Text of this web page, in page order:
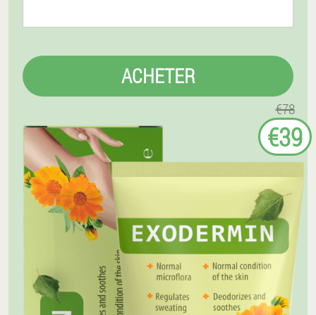
ACHETER
€78
€39